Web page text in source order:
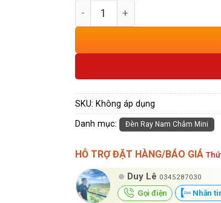
Thanh Ray Nam Châm Mini Nổi
SKU: Không áp dụng
Danh mục: Đèn Ray Nam Châm Mini
HỖ TRỢ ĐẶT HÀNG/BÁO GIÁ
Duy Lê 0345287030
Gọi điện Nhắn